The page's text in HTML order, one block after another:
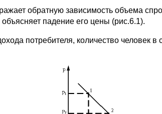
обратную зависимость объема
падение его цены (рис.6.1).
потребителя, количество человек